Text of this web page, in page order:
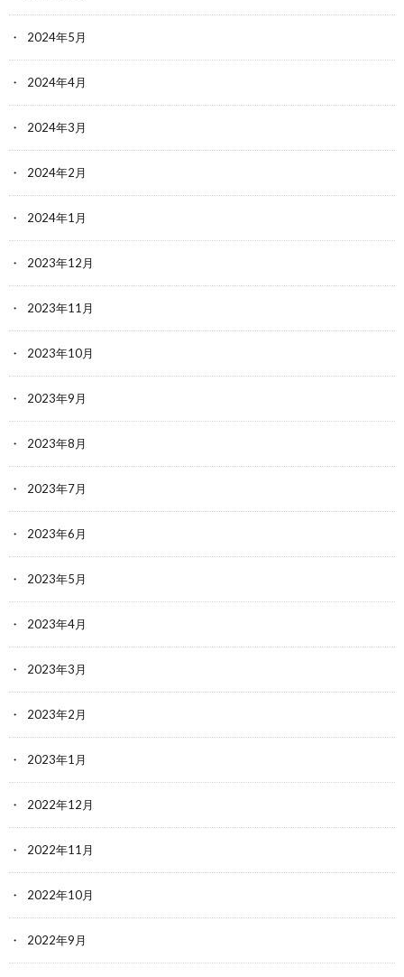
2024年5月
2024年4月
2024年3月
2024年2月
2024年1月
2023年12月
2023年11月
2023年10月
2023年9月
2023年8月
2023年7月
2023年6月
2023年5月
2023年4月
2023年3月
2023年2月
2023年1月
2022年12月
2022年11月
2022年10月
2022年9月